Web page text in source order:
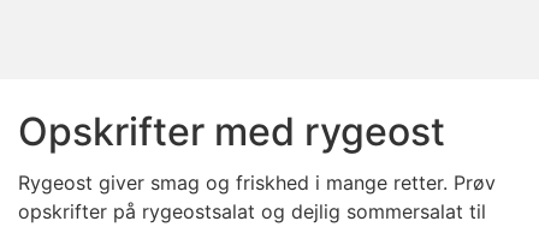
Opskrifter med rygeost
Rygeost giver smag og friskhed i mange retter. Prøv
opskrifter på rygeostsalat og dejlig sommersalat til